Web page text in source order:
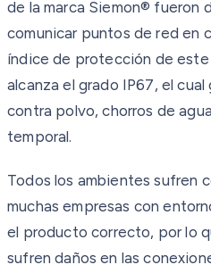
de la marca Siemon® fueron
comunicar puntos de red en
índice de protección de
alcanza el grado IP67, el
contra polvo, chorros de
temporal.
Todos los ambientes sufren
muchas empresas con
el producto correcto, por lo
sufren daños en las